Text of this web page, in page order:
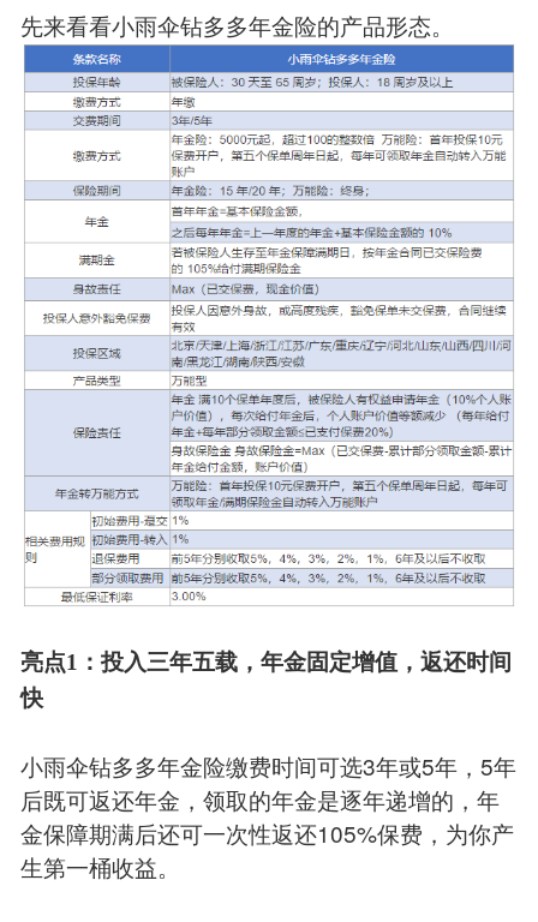
先来看看小雨伞钻多多年金险的产品形态。
亮点1：投入三年五载，年金固定增值，返还时间
快
小雨伞钻多多年金险缴费时间可选3年或5年，5年
后既可返还年金，领取的年金是逐年递增的，年
金保障期满后还可一次性返还105%保费，为你产
生第一桶收益。